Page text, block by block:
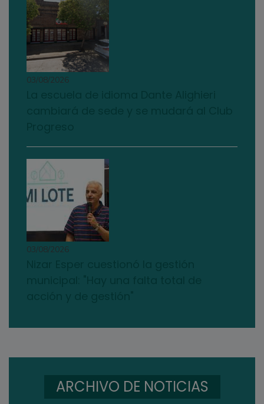
03/08/2026
03/08/2026
ARCHIVO DE NOTICIAS